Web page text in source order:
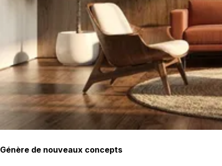
Génère de nouveaux concepts